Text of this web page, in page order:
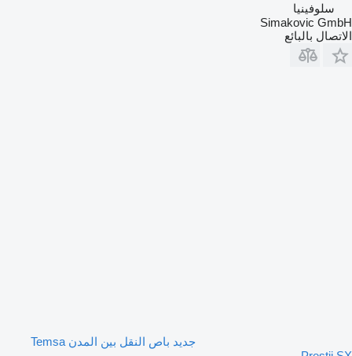
سلوفينيا
Simakovic GmbH
الاتصال بالبائع
جديد باص النقل بين المدن Temsa